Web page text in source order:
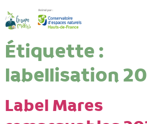
Étiquette :
labellisation
Label Mares